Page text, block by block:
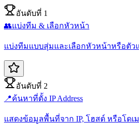
อันดับที่ 1
👥แบ่งทีม & เลือกหัวหน้า
แบ่งทีมแบบสุ่มและเลือกหัวหน้าหรือตัว
อันดับที่ 2
📍ค้นหาที่ตั้ง IP Address
แสดงข้อมูลพื้นที่จาก IP, โฮสต์ หรือโดเ